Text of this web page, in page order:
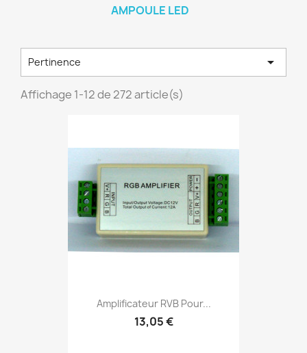
AMPOULE LED
Pertinence 
Affichage 1-12 de 272 article(s)
Amplificateur RVB Pour...
13,05 €